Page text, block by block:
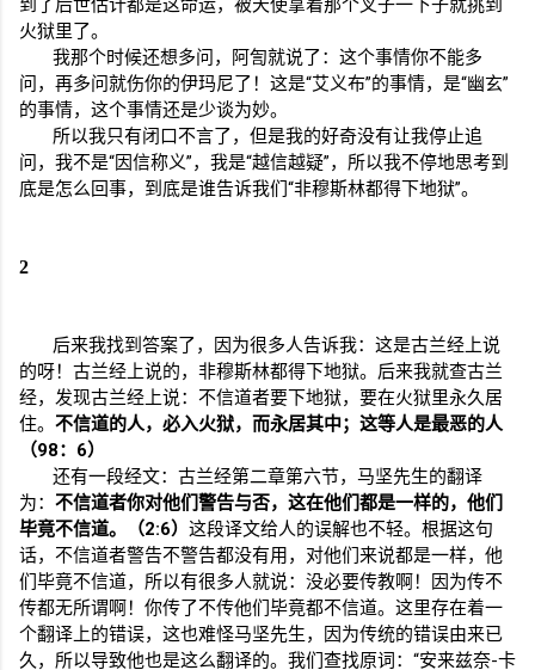
火狱里了。
我那个时候还想多问，阿訇就说了：这个事情你不能多
问，再多问就伤你的伊玛尼了！这是“艾义布”的事情，是“幽玄”
的事情，这个事情还是少谈为妙。
所以我只有闭口不言了，但是我的好奇没有让我停止追
问，我不是“因信称义”，我是“越信越疑”，所以我不停地思考到
底是怎么回事，到底是谁告诉我们“非穆斯林都得下地狱”。
2
后来我找到答案了，因为很多人告诉我：这是古兰经上说
的呀！古兰经上说的，非穆斯林都得下地狱。后来我就查古兰
经，发现古兰经上说：不信道者要下地狱，要在火狱里永久居
住。 不信道的人，必入火狱，而永居其中；这等人是最恶的人
（98： 6）
还有一段经文：古兰经第二章第六节，马坚先生的翻译
为： 不信道者你对他们警告与否，这在他们都是一样的，他们
毕竟不信道。（2:6） 这段译文给人的误解也不轻。根据这句
话，不信道者警告不警告都没有用，对他们来说都是一样，他
们毕竟不信道，所以有很多人就说：没必要传教啊！因为传不
传都无所谓啊！你传了不传他们毕竟都不信道。这里存在着一
个翻译上的错误，这也难怪马坚先生，因为传统的错误由来已
久，所以导致他也是这么翻译的。我们查找原词：“安来兹奈-卡